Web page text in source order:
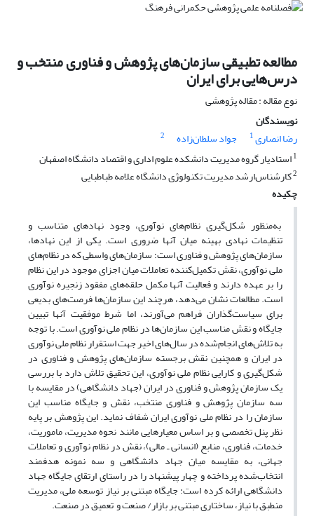
مطالعه تطبیقی سازمان‌های پژوهش و فناوری منتخب و
درس‌هایی برای ایران
نوع مقاله : مقاله پژوهشی
نویسندگان
رضا انصاری1 جواد سلطان‌زاده
2
1استادیار گروه مدیریت دانشکده علوم اداری و اقتصاد دانشگاه اصفهان
2کارشناس‌ارشد مدیریت تکنولوژی دانشگاه علامه طباطبایی
چکیده
به‌منظور شکل‌گیری نظام‌های نوآوری، وجود نهادهای متناسب و
تنظیمات نهادی بهینه میان آنها ضروری است. یکی از این نهادها،
سازمان‌های پژوهش و فناوری است؛ سازمان‌های واسطی که در نظام‌های
ملی نوآوری، نقش تکمیل‌کننده تعاملات میان اجزای موجود در این نظام
را بر عهده دارند و فعالیت آنها مکمل حلقه‌های مفقود زنجیره نوآوری
است. مطالعات نشان می‌دهد، هرچند این سازمان‌ها فرصت‌های بدیعی
برای سیاست‌گذاران فراهم می‌آورند، اما شرط موفقیت آنها تبیین
جایگاه و نقش مناسب این سازمان‌ها در نظام ملی نوآوری است. با توجه
به تلاش‌های انجام‌شده در سال‌های اخیر جهت استقرار نظام ملی نوآوری
در ایران و همچنین نقش برجسته سازمان‌های پژوهش و فناوری در
شکل‌گیری و کارایی نظام ملی نوآوری، این تحقیق تلاش دارد با بررسی
یک سازمان پژوهش و فناوری در ایران (جهاد دانشگاهی) در مقایسه با
سه سازمان پژوهش و فناوری منتخب، نقش و جایگاه مناسب این
سازمان را در نظام ملی نوآوری ایران شفاف نماید. این پژوهش بر پایه
نظر پنل تخصصی و بر اساس معیارهایی مانند نحوه مدیریت، ماموریت،
خدمات، فناوری، منابع (انسانی ـ مالی)، نقش در نظام نوآوری و تعاملات
جهانی، به مقایسه میان جهاد دانشگاهی و سه نمونه هدفمند
انتخاب‌شده پرداخته و چهار پیشنهاد را در راستای ارتقای جایگاه جهاد
دانشگاهی ارائه کرده است: جایگاه مبتنی بر نیاز توسعه ملی، مدیریت
منطبق با نیاز، ساختاری مبتنی بر بازار/ صنعت و تعمیق در صنعت.